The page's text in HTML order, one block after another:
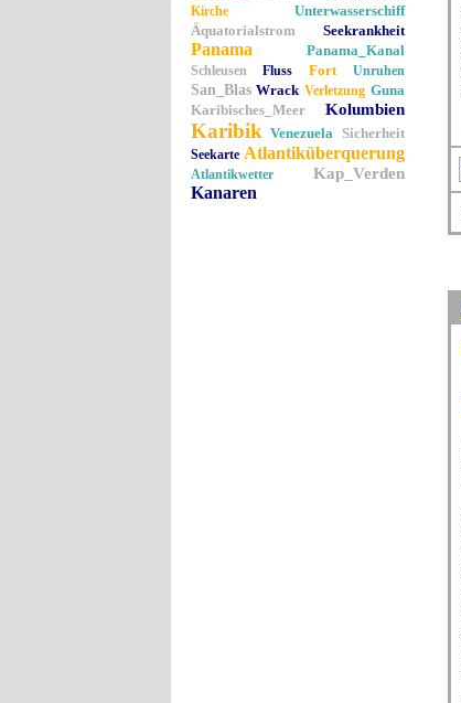
Kirche
Unterwasserschiff
Äquatorialstrom
Seekrankheit
Panama Panama_Kanal
Schleusen Fluss Fort Unruhen
San_Blas Wrack Verletzung Guna
Karibisches_Meer
Kolumbien
Karibik Venezuela Sicherheit
Seekarte Atlantiküberquerung
Atlantikwetter Kap_Verden
Kanaren